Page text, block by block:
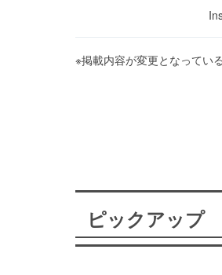
※掲載内容が変更となってい
ピックアップ